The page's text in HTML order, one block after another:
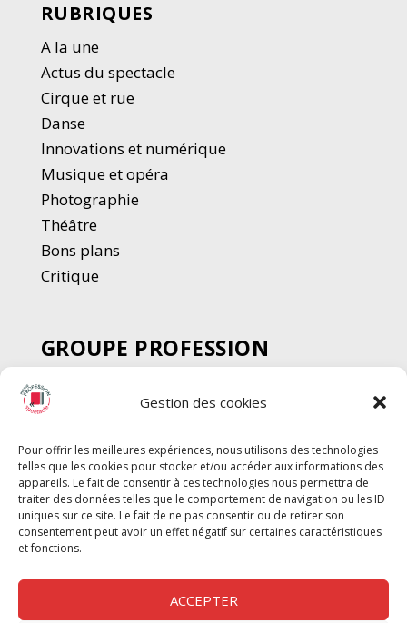
Gestion des cookies
Pour offrir les meilleures expériences, nous utilisons des technologies
telles que les cookies pour stocker et/ou accéder aux informations des
appareils. Le fait de consentir à ces technologies nous permettra de
traiter des données telles que le comportement de navigation ou les ID
uniques sur ce site. Le fait de ne pas consentir ou de retirer son
consentement peut avoir un effet négatif sur certaines caractéristiques
et fonctions.
ACCEPTER
RUBRIQUES
A la une
Actus du spectacle
Cirque et rue
Danse
Innovations et numérique
Musique et opéra
Photographie
Théâtre
Bons plans
Critique
GROUPE PROFESSION
SPECTACLE
Chèque Intermittents
Chèque Compta
Chèque Emploi Spectacle
G-Pods
Profession Audio-visuel